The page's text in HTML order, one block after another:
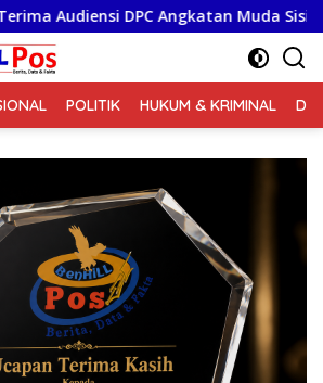
Muda Sisingamangaraja XII, Perkuat
POLITIK HUKUM & KRIMINAL